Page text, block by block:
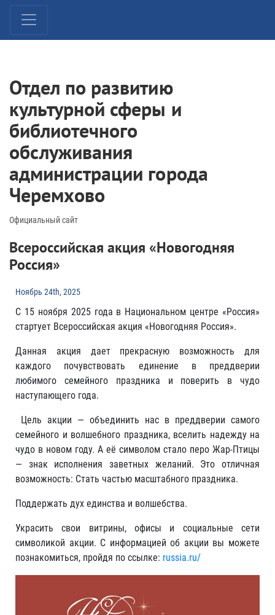
Отдел по развитию
культурной сферы и
библиотечного
обслуживания
администрации города
Черемхово
Официальный сайт
Всероссийская акция «Новогодняя
Россия»
Ноябрь 24th, 2025
C 15 ноября 2025 года в Национальном центре «Россия»
стартует Всероссийская акция «Новогодняя Россия».
Данная акция дает прекрасную возможность для
каждого почувствовать единение в преддверии
любимого семейного праздника и поверить в чудо
наступающего года.
Цель акции — объединить нас в преддверии самого
семейного и волшебного праздника, вселить надежду на
чудо в новом году. А её символом стало перо Жар-Птицы
— знак исполнения заветных желаний. Это отличная
возможность: Стать частью масштабного праздника.
Поддержать дух единства и волшебства.
Украсить свои витрины, офисы и социальные сети
символикой акции. С информацией об акции вы можете
познакомиться, пройдя по ссылке: russia.ru/